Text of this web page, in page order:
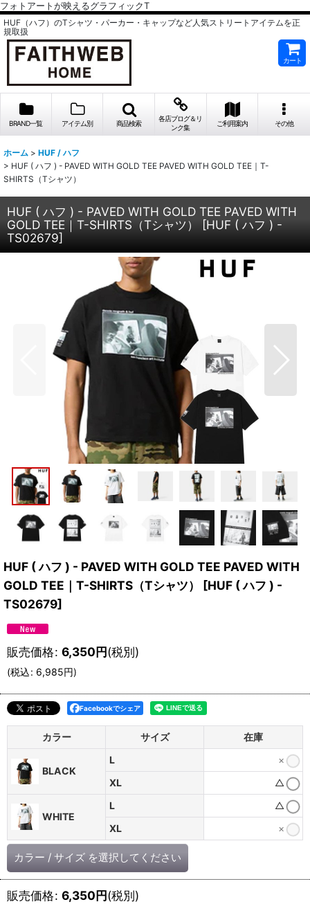
フォトアートが映えるグラフィックT
HUF（ハフ）のTシャツ・パーカー・キャップなど人気ストリートアイテムを正
規取扱
カート
BRAND一覧 アイテム別 商品検索
各店ブログ＆リ
ンク集
ご利用案内 その他
ホーム > HUF / ハフ
> HUF ( ハフ ) - PAVED WITH GOLD TEE PAVED WITH GOLD TEE｜T-
SHIRTS（Tシャツ）
HUF ( ハフ ) - PAVED WITH GOLD TEE PAVED WITH
GOLD TEE｜T-SHIRTS（Tシャツ）
[HUF ( ハフ ) -
TS02679]
HUF ( ハフ ) - PAVED WITH GOLD TEE PAVED WITH
GOLD TEE｜T-SHIRTS（Tシャツ）
[HUF ( ハフ ) -
TS02679]
販売価格: 6,350円(税別)
(税込: 6,985円)
Facebookでシェア
カラー サイズ 在庫
BLACK
L
×
XL
△
WHITE
L
△
XL
×
カラー / サイズ を選択してください
販売価格: 6,350円(税別)